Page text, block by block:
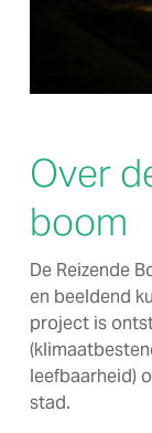
Over
boom
De Reizende
en beeldend
project is
leefbaarheid)
stad.